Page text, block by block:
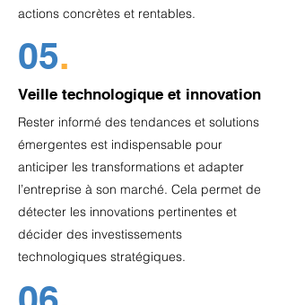
actions concrètes et rentables.
05.
Veille technologique et innovation
Rester informé des tendances et solutions
émergentes est indispensable pour
anticiper les transformations et adapter
l’entreprise à son marché. Cela permet de
détecter les innovations pertinentes et
décider des investissements
technologiques stratégiques.